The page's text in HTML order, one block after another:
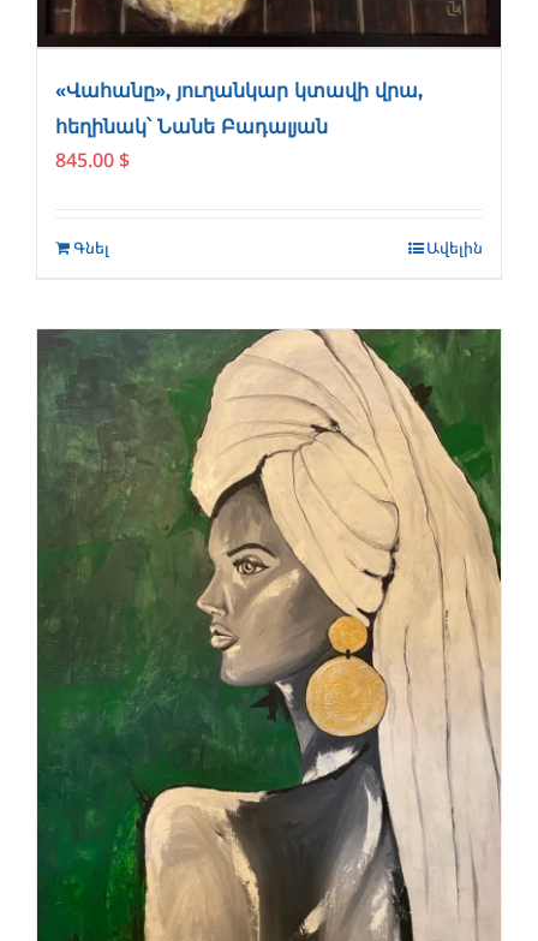
«Վահանը», յուղանկար կտավի վրա,
հեղինակ՝ Նանե Բադալյան
845.00 $
Գնել Ավելին